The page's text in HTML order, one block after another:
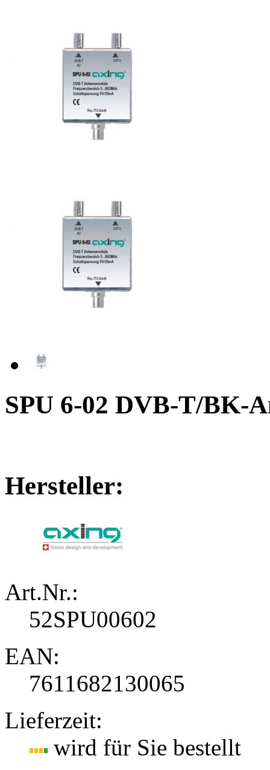
SPU 6-02 DVB-T/BK-
Hersteller:
Art.Nr.:
52SPU00602
EAN:
7611682130065
Lieferzeit:
wird für Sie bestellt